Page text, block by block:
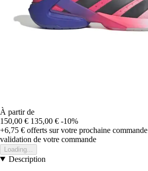
À partir de
150,00 € 135,00 € -10%
+6,75 € offerts sur votre prochaine commande
validation de votre commande
Loading...
Description